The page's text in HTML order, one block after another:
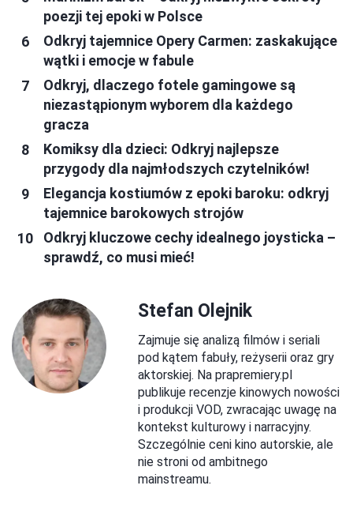
poezji tej epoki w Polsce
Odkryj tajemnice Opery Carmen: zaskakujące
wątki i emocje w fabule
Odkryj, dlaczego fotele gamingowe są
niezastąpionym wyborem dla każdego
gracza
Komiksy dla dzieci: Odkryj najlepsze
przygody dla najmłodszych czytelników!
Elegancja kostiumów z epoki baroku: odkryj
tajemnice barokowych strojów
Odkryj kluczowe cechy idealnego joysticka –
sprawdź, co musi mieć!
Stefan Olejnik
Zajmuje się analizą filmów i seriali
pod kątem fabuły, reżyserii oraz gry
aktorskiej. Na prapremiery.pl
publikuje recenzje kinowych nowości
i produkcji VOD, zwracając uwagę na
kontekst kulturowy i narracyjny.
Szczególnie ceni kino autorskie, ale
nie stroni od ambitnego
mainstreamu.